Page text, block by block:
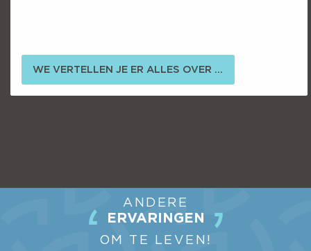
WE VERTELLEN JE ER ALLES OVER ...
ANDERE
ERVARINGEN
OM TE LEVEN!